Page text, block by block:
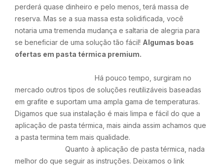
perderá quase dinheiro e pelo menos, terá massa de
reserva. Mas se a sua massa esta solidificada, você
notaria uma tremenda mudança e saltaria de alegria para
se beneficiar de uma solução tão fácil! Algumas boas
ofertas em pasta térmica premium.
Há pouco tempo, surgiram no
mercado outros tipos de soluções reutilizáveis baseadas
em grafite e suportam uma ampla gama de temperaturas.
Digamos que sua instalação é mais limpa e fácil do que a
aplicação de pasta térmica, mais ainda assim achamos que
a pasta termina tem mais qualidade.
Quanto à aplicação de pasta térmica, nada
melhor do que seguir as instruções. Deixamos o link